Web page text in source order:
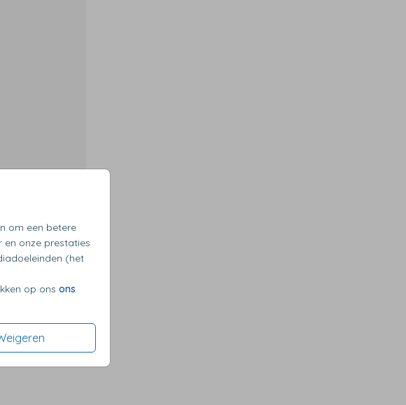
om een betere
en onze prestaties
(het
op ons ons